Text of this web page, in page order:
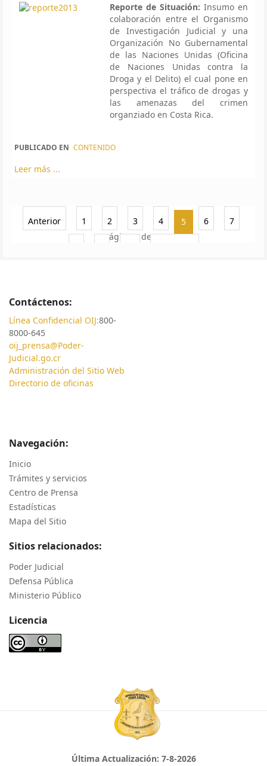
Reporte de Situación: Insumo en
colaboración entre el Organismo
de Investigación Judicial y una
Organización No Gubernamental
de las Naciones Unidas (Oficina
de Naciones Unidas contra la
Droga y el Delito) el cual pone en
perspectiva el tráfico de drogas y
las amenazas del crimen
organziado en Costa Rica.
PUBLICADO EN CONTENIDO
Leer más ...
Anterior 1 2 3 4 5 6 7
Página 5 de 22
Contáctenos:
Línea Confidencial OIJ:800-
8000-645
oij_prensa@Poder-
Judicial.go.cr
Administración del Sitio Web
Directorio de oficinas
Navegación:
Inicio
Trámites y servicios
Centro de Prensa
Estadísticas
Mapa del Sitio
Sitios relacionados:
Poder Judicial
Defensa Pública
Ministerio Público
Licencia
Última Actualización: 7-8-2026